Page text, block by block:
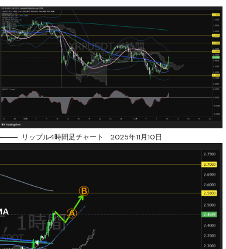
リップル4時間足チャート 2025年11月10日